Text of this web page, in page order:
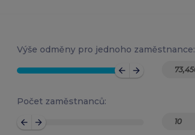
Výše odměny pro jednoho zaměstnance:
arrow_back arrow_forward
Počet zaměstnanců:
arrow_back arrow_forward